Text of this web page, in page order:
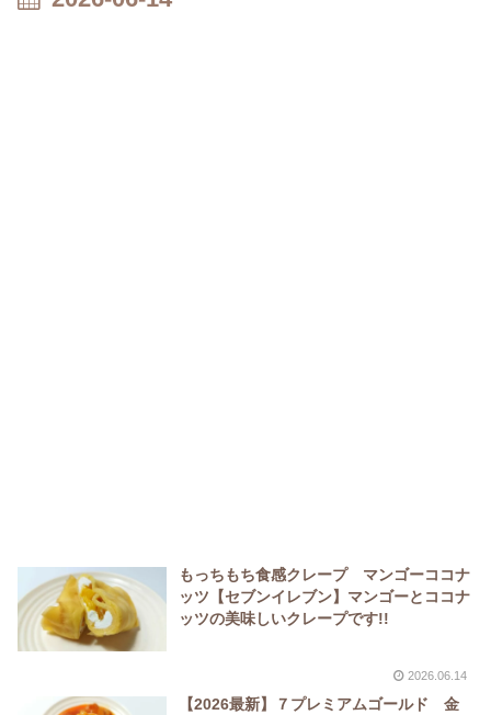
もっちもち食感クレープ マンゴーココナ
ッツ【セブンイレブン】マンゴーとココナ
ッツの美味しいクレープです!!
2026.06.14
【2026最新】７プレミアムゴールド 金